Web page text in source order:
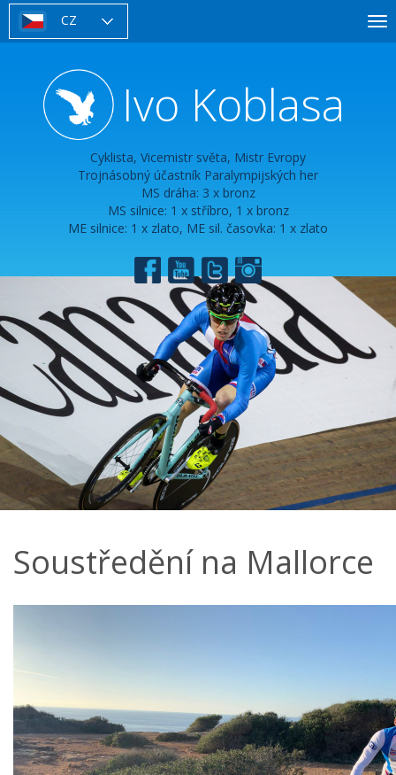
Přejít
hlavnímu
CZ
Ivo Koblasa
Cyklista, Vicemistr světa, Mistr Evropy
Trojnásobný účastník Paralympijských her
MS dráha: 3 x bronz
MS silnice: 1 x stříbro, 1 x bronz
ME silnice: 1 x zlato, ME sil. časovka: 1 x zlato
Soustředění na Mallorce